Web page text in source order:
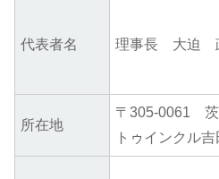
代表者名 理事長 大迫
所在地
〒305-0061 茨
トゥインクル